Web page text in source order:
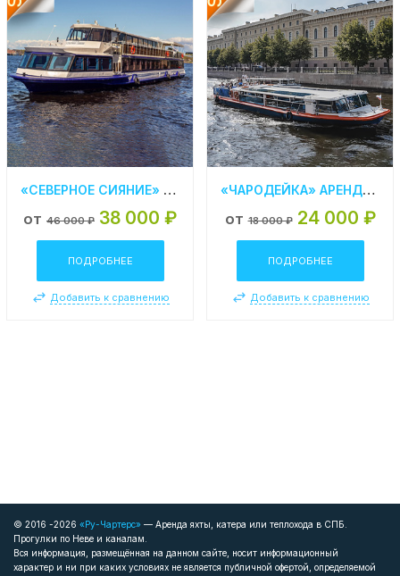
«СЕВЕРНОЕ СИЯНИЕ» АРЕНДА ТЕПЛОХОДА В СПБ
от 46 000 ₽ 38 000 ₽
ПОДРОБНЕЕ
Добавить к сравнению
«ЧАРОДЕЙКА» АРЕНДА ТЕПЛОХОДА В САНКТ- ПЕТЕРБУРГЕ
от 18 000 ₽ 24 000 ₽
ПОДРОБНЕЕ
Добавить к сравнению
© 2016 -2026 «Ру-Чартерс» — Аренда яхты, катера или теплохода в СПБ.
Прогулки по Неве и каналам.
Вся информация, размещённая на данном сайте, носит информационный
характер и ни при каких условиях не является публичной офертой, определяемой